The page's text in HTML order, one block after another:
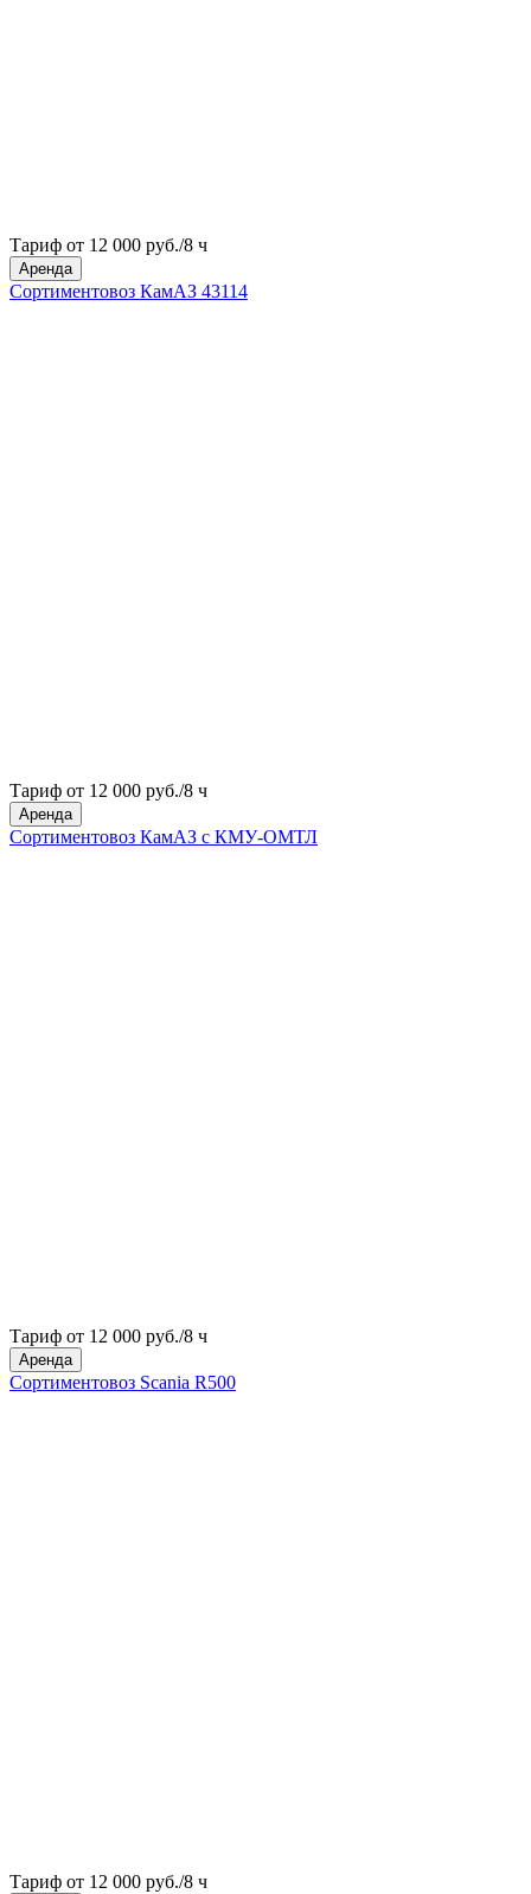
Тариф от 12 000 руб./8 ч
Аренда
Сортиментовоз КамАЗ 43114
Тариф от 12 000 руб./8 ч
Аренда
Сортиментовоз КамАЗ с КМУ-ОМТЛ
Тариф от 12 000 руб./8 ч
Аренда
Сортиментовоз Scania R500
Тариф от 12 000 руб./8 ч